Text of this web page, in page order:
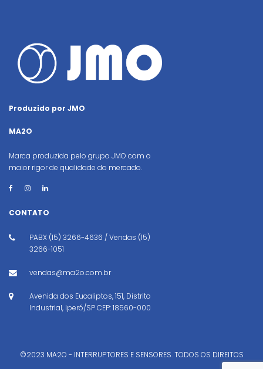
Produzido por JMO
MA2O
Marca produzida pelo grupo JMO com o
maior rigor de qualidade do mercado.
CONTATO
PABX (15) 3266-4636 / Vendas (15)
3266-1051
vendas@ma2o.com.br
Avenida dos Eucaliptos, 151, Distrito
Industrial, Iperó/SP CEP: 18560-000
©2023 MA2O - INTERRUPTORES E SENSORES. TODOS OS DIREITOS